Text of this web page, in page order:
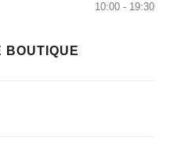
10:00 - 19:30
BOUTIQUE